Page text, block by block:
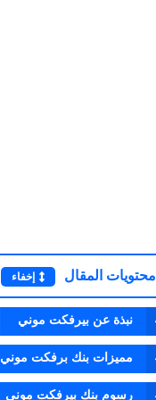
محتويات المقال إخفاء
نبذة عن بيرفكت موني
مميزات بنك برفكت موني
رسوم بنك بيرفكت موني